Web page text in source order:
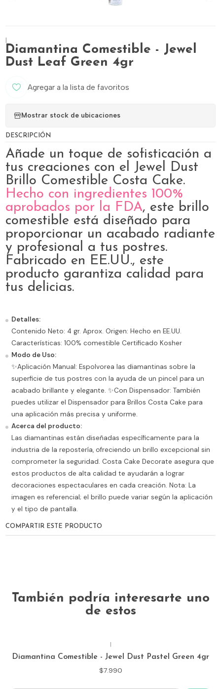
|
Diamantina Comestible - Jewel
Dust Leaf Green 4gr
Agregar a la lista de favoritos
Mostrar stock de ubicaciones
DESCRIPCIÓN
Añade un toque de sofisticación a
tus creaciones con el Jewel Dust
Brillo Comestible Costa Cake.
Hecho con ingredientes 100%
aprobados por la FDA, este brillo
comestible está diseñado para
proporcionar un acabado radiante
y profesional a tus postres.
Fabricado en EE.UU., este
producto garantiza calidad para
tus delicias.
Detalles:
Contenido Neto: 4 gr. Aprox. Origen: Hecho en EE.UU.
Características: 100% comestible Certificado Kosher
Modo de Uso:
✨Aplicación Manual: Espolvorea las diamantinas sobre la
superficie de tus postres con la ayuda de un pincel para un
acabado brillante y elegante. ✨Con Dispensador: También
puedes utilizar el Dispensador para Brillos Costa Cake para
una aplicación más precisa y uniforme.
Acerca del producto:
Las diamantinas están diseñadas específicamente para la
industria de la repostería, ofreciendo un brillo excepcional sin
comprometer la seguridad. Costa Cake Decorate asegura que
estos productos de alta calidad te ayudarán a lograr
decoraciones espectaculares en cada creación. Nota: La
imagen es referencial; el brillo puede variar según la aplicación
y el tipo de pantalla.
COMPARTIR ESTE PRODUCTO
También podría interesarte uno
de estos
|
Diamantina Comestible - Jewel Dust Pastel Green 4gr
$7.990